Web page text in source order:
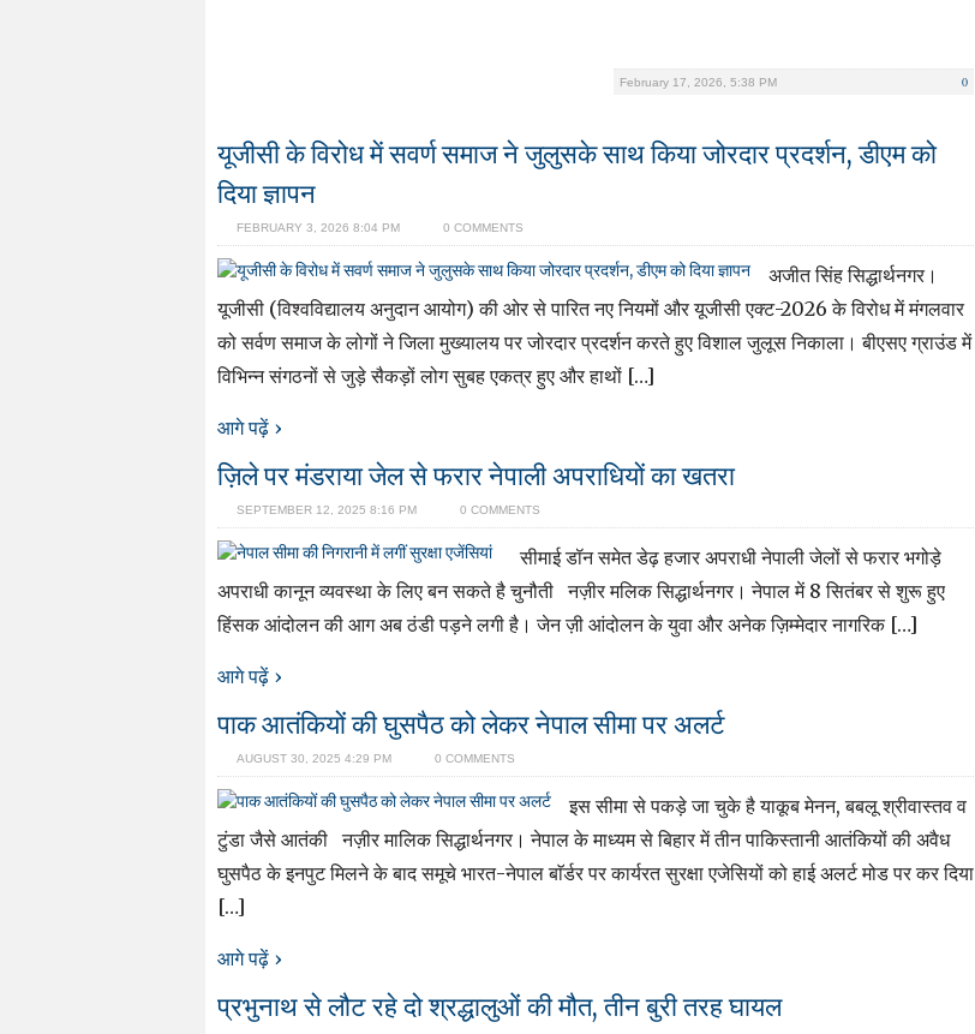
February 17, 2026, 5:38 PM 0
यूजीसी के विरोध में सवर्ण समाज ने जुलुसके साथ किया जोरदार प्रदर्शन, डीएम को
दिया ज्ञापन
FEBRUARY 3, 2026 8:04 PM 0 COMMENTS
अजीत सिंह सिद्धार्थनगर।
यूजीसी (विश्वविद्यालय अनुदान आयोग) की ओर से पारित नए नियमों और यूजीसी एक्ट-2026 के विरोध में मंगलवार
को सर्वण समाज के लोगों ने जिला मुख्यालय पर जोरदार प्रदर्शन करते हुए विशाल जुलूस निकाला। बीएसए ग्राउंड में
विभिन्न संगठनों से जुड़े सैकड़ों लोग सुबह एकत्र हुए और हाथों […]
आगे पढ़ें ›
ज़िले पर मंडराया जेल से फरार नेपाली अपराधियों का खतरा
SEPTEMBER 12, 2025 8:16 PM 0 COMMENTS
सीमाई डॉन समेत डेढ़ हजार अपराधी नेपाली जेलों से फरार भगोड़े
अपराधी कानून व्यवस्था के लिए बन सकते है चुनौती नज़ीर मलिक सिद्धार्थनगर। नेपाल में 8 सितंबर से शुरू हुए
हिंसक आंदोलन की आग अब ठंडी पड़ने लगी है। जेन ज़ी आंदोलन के युवा और अनेक ज़िम्मेदार नागरिक […]
आगे पढ़ें ›
पाक आतंकियों की घुसपैठ को लेकर नेपाल सीमा पर अलर्ट
AUGUST 30, 2025 4:29 PM 0 COMMENTS
इस सीमा से पकड़े जा चुके है याकूब मेनन, बबलू श्रीवास्तव व
टुंडा जैसे आतंकी नज़ीर मालिक सिद्धार्थनगर। नेपाल के माध्यम से बिहार में तीन पाकिस्तानी आतंकियों की अवैध
घुसपैठ के इनपुट मिलने के बाद समूचे भारत-नेपाल बाॅर्डर पर कार्यरत सुरक्षा एजेसियों को हाई अलर्ट मोड पर कर दिया
[…]
आगे पढ़ें ›
प्रभुनाथ से लौट रहे दो श्रद्धालुओं की मौत, तीन बुरी तरह घायल